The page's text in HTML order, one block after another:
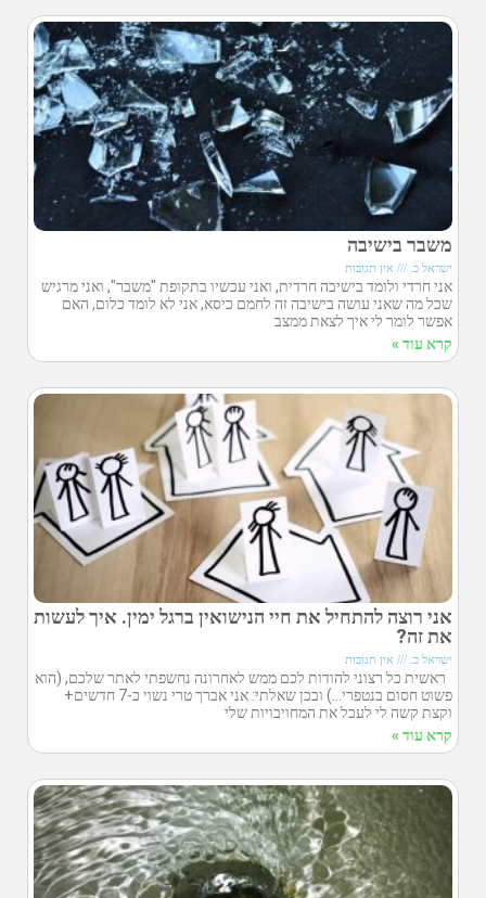
משבר בישיבה
ישראל כ. אין תגובות
אני חרדי ולומד בישיבה חרדית, ואני עכשיו בתקופת "משבר", ואני מרגיש
שכל מה שאני עושה בישיבה זה לחמם כיסא, אני לא לומד כלום, האם
אפשר לומר לי איך לצאת ממצב
קרא עוד »
אני רוצה להתחיל את חיי הנישואין ברגל ימין. איך לעשות
את זה?
ישראל כ. אין תגובות
ראשית כל רצוני להודות לכם ממש לאחרונה נחשפתי לאתר שלכם, (הוא
פשוט חסום בנטפרי…) ובכן שאלתי: אני אברך טרי נשוי כ-7 חדשים+
וקצת קשה לי לעכל את המחויבויות שלי
קרא עוד »